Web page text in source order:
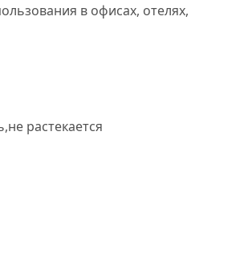
в офисах, отелях,
растекается